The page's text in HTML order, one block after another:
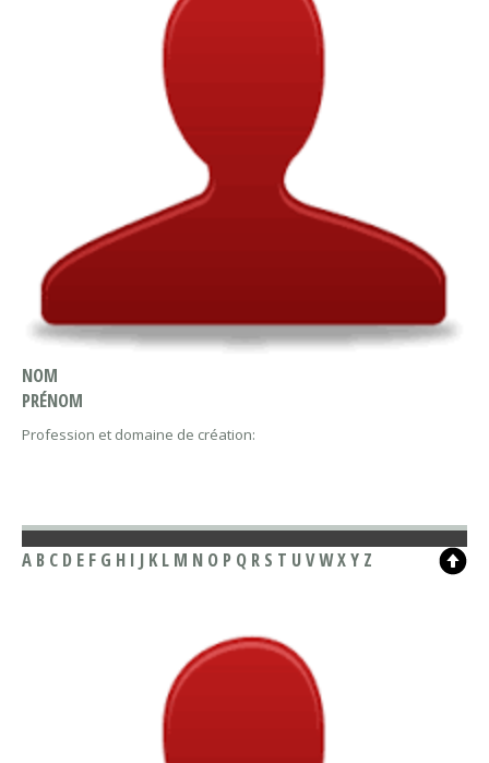
NOM
PRÉNOM
Profession et domaine de création:
A B C D E F G H I J K L M N O P Q R S T UVWXY Z